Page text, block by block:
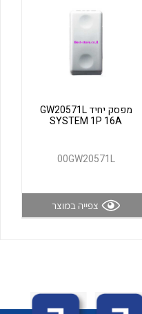
לכל מוצרי היצרן
מפסק יחיד GW20571L
SYSTEM 1P 16A
00GW20571L
צפייה במוצר